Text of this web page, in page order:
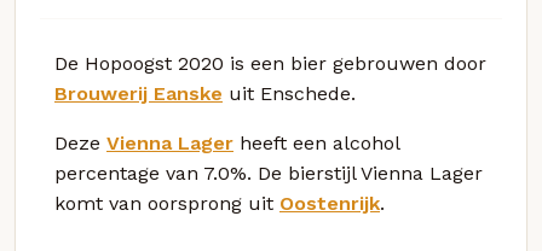
De Hopoogst 2020 is een bier gebrouwen door
Brouwerij Eanske uit Enschede.
Deze Vienna Lager heeft een alcohol
percentage van 7.0%. De bierstijl Vienna Lager
komt van oorsprong uit Oostenrijk.